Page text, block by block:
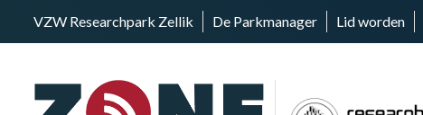
VZW Researchpark Zellik De Parkmanager Lid worden